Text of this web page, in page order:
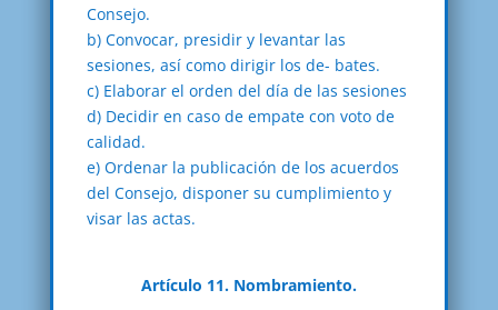
Consejo.
b) Convocar, presidir y levantar las
sesiones, así como dirigir los de- bates.
c) Elaborar el orden del día de las sesiones
d) Decidir en caso de empate con voto de
calidad.
e) Ordenar la publicación de los acuerdos
del Consejo, disponer su cumplimiento y
visar las actas.
Artículo 11. Nombramiento.